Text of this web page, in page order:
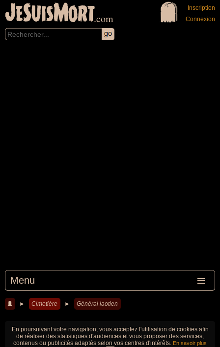
JeSuisMort.com
Menu
Inscription
Connexion
► Cimetière ► Général laotien
En poursuivant votre navigation, vous acceptez l'utilisation de cookies afin
de réaliser des statistiques d'audiences et vous proposer des services,
contenus ou publicités adaptés selon vos centres d'intérêts. En savoir plus